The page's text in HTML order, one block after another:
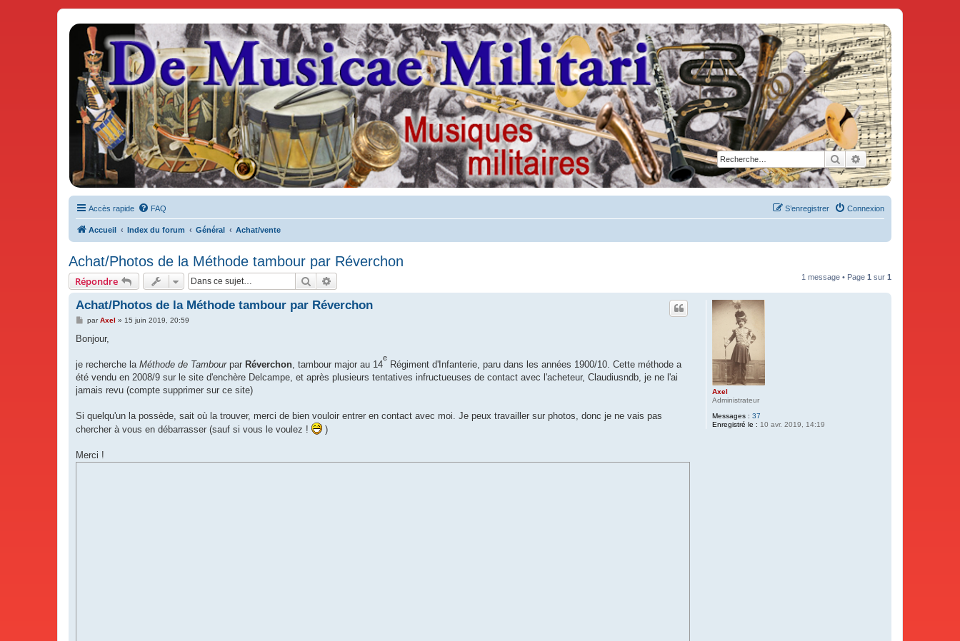
Rechercher
Recherche avancée
De Musicae Militari - Forums
Forums de discussions
Accès rapide FAQ Connexion
S’enregistrer
Accueil Index du forum Général Achat/vente
Achat/Photos de la Méthode tambour par Réverchon
Répondre Rechercher 1 message • Page 1 sur 1
Axel
Administrateur
Messages : 37
Enregistré le : 10 avr. 2019, 14:19
Achat/Photos de la Méthode tambour par Réverchon
M
s
g
parAxel » 15 juin 2019, 20:59
Bonjour,
je recherche la Méthode de Tambourpar Réverchon, tambour major au 14
e
Régiment d'Infanterie, paru dans les années 1900/10. Cette méthode a
été vendu en 2008/9 sur le site d'enchère Delcampe, et après plusieurs tentatives infructueuses de contact avec l'acheteur, Claudiusndb, je ne l'ai
jamais revu (compte supprimer sur ce site)
Si quelqu'un la possède, sait où la trouver, merci de bien vouloir entrer en contact avec moi. Je peux travailler sur photos, donc je ne vais pas
chercher à vous en débarrasser (sauf si vous le voulez !
)
Merci !